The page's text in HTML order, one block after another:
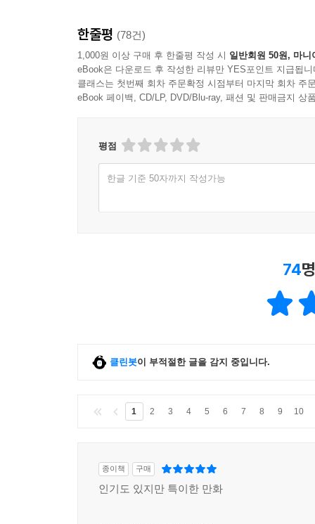
한줄평 (78건)
1,000원 이상 구매 후 한줄평 작성 시 일반회원 50원, 마니
eBook은 다운로드 후 작성한 리뷰만 YES포인트 지급됩니
클래스는 첫번째 회차 주문확정 시점부터 마지막 회차 주
eBook 페이백, CD/LP, DVD/Blu-ray, 패션 및 판매금지 상
평점
한글 기준 50자까지 작성가능
74
클린봇이 부적절한 글을 감지 중입니다.
1 2 3 4 5 6 7 8 9 10
종이책 구매
인기도 있지만 특이한 만화